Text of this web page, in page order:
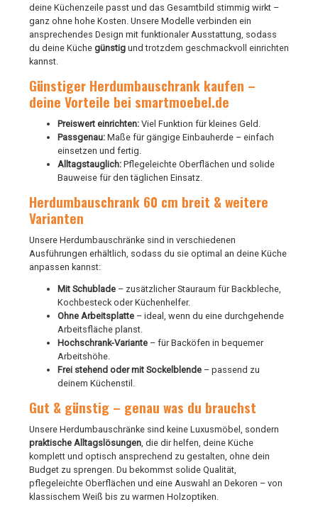
deine Küchenzeile passt und das Gesamtbild stimmig wirkt –
ganz ohne hohe Kosten. Unsere Modelle verbinden ein
ansprechendes Design mit funktionaler Ausstattung, sodass
du deine Küche günstig und trotzdem geschmackvoll einrichten
kannst.
Günstiger Herdumbauschrank kaufen –
deine Vorteile bei smartmoebel.de
Preiswert einrichten: Viel Funktion für kleines Geld.
Passgenau: Maße für gängige Einbauherde – einfach
einsetzen und fertig.
Alltagstauglich: Pflegeleichte Oberflächen und solide
Bauweise für den täglichen Einsatz.
Herdumbauschrank 60 cm breit & weitere
Varianten
Unsere Herdumbauschränke sind in verschiedenen
Ausführungen erhältlich, sodass du sie optimal an deine Küche
anpassen kannst:
Mit Schublade – zusätzlicher Stauraum für Backbleche,
Kochbesteck oder Küchenhelfer.
Ohne Arbeitsplatte – ideal, wenn du eine durchgehende
Arbeitsfläche planst.
Hochschrank-Variante – für Backöfen in bequemer
Arbeitshöhe.
Frei stehend oder mit Sockelblende – passend zu
deinem Küchenstil.
Gut & günstig – genau was du brauchst
Unsere Herdumbauschränke sind keine Luxusmöbel, sondern
praktische Alltagslösungen, die dir helfen, deine Küche
komplett und optisch ansprechend zu gestalten, ohne dein
Budget zu sprengen. Du bekommst solide Qualität,
pflegeleichte Oberflächen und eine Auswahl an Dekoren – von
klassischem Weiß bis zu warmen Holzoptiken.